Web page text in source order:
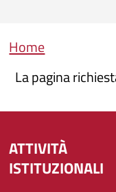
Briciole di
Home
La pagina
ATTIVITÀ
ISTITUZIONALI